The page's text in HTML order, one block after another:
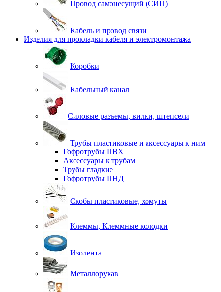
Провод самонесущий (СИП)
Кабель и провод связи
Изделия для прокладки кабеля и электромонтажа
Коробки
Кабельный канал
Силовые разъемы, вилки, штепсели
Трубы пластиковые и аксессуары к ним
Гофротрубы ПВХ
Аксессуары к трубам
Трубы гладкие
Гофротрубы ПНД
Скобы пластиковые, хомуты
Клеммы, Клеммные колодки
Изолента
Металлорукав